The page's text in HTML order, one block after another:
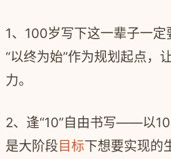
1、 100岁写下这一辈子一
“以终为始”作为规划起点，
力。
2、逢“10”自由书写——以10
是大阶段 目标下想要实现的